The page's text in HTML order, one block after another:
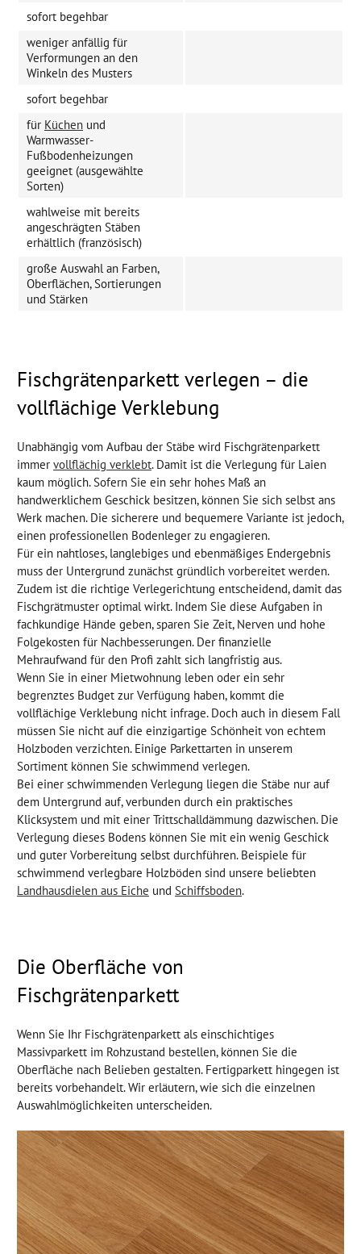
sofort begehbar
weniger anfällig für
Verformungen an den
Winkeln des Musters
sofort begehbar
für Küchen und
Warmwasser-
Fußbodenheizungen
geeignet (ausgewählte
Sorten)
wahlweise mit bereits
angeschrägten Stäben
erhältlich (französisch)
große Auswahl an Farben,
Oberflächen, Sortierungen
und Stärken
Fischgrätenparkett verlegen – die
vollflächige Verklebung
Unabhängig vom Aufbau der Stäbe wird Fischgrätenparkett
immer vollflächig verklebt. Damit ist die Verlegung für Laien
kaum möglich. Sofern Sie ein sehr hohes Maß an
handwerklichem Geschick besitzen, können Sie sich selbst ans
Werk machen. Die sicherere und bequemere Variante ist jedoch,
einen professionellen Bodenleger zu engagieren.
Für ein nahtloses, langlebiges und ebenmäßiges Endergebnis
muss der Untergrund zunächst gründlich vorbereitet werden.
Zudem ist die richtige Verlegerichtung entscheidend, damit das
Fischgrätmuster optimal wirkt. Indem Sie diese Aufgaben in
fachkundige Hände geben, sparen Sie Zeit, Nerven und hohe
Folgekosten für Nachbesserungen. Der finanzielle
Mehraufwand für den Profi zahlt sich langfristig aus.
Wenn Sie in einer Mietwohnung leben oder ein sehr
begrenztes Budget zur Verfügung haben, kommt die
vollflächige Verklebung nicht infrage. Doch auch in diesem Fall
müssen Sie nicht auf die einzigartige Schönheit von echtem
Holzboden verzichten. Einige Parkettarten in unserem
Sortiment können Sie schwimmend verlegen.
Bei einer schwimmenden Verlegung liegen die Stäbe nur auf
dem Untergrund auf, verbunden durch ein praktisches
Klicksystem und mit einer Trittschalldämmung dazwischen. Die
Verlegung dieses Bodens können Sie mit ein wenig Geschick
und guter Vorbereitung selbst durchführen. Beispiele für
schwimmend verlegbare Holzböden sind unsere beliebten
Landhausdielen aus Eiche und Schiffsboden.
Die Oberfläche von
Fischgrätenparkett
Wenn Sie Ihr Fischgrätenparkett als einschichtiges
Massivparkett im Rohzustand bestellen, können Sie die
Oberfläche nach Belieben gestalten. Fertigparkett hingegen ist
bereits vorbehandelt. Wir erläutern, wie sich die einzelnen
Auswahlmöglichkeiten unterscheiden.